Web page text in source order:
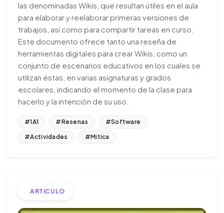
las denominadas Wikis, que resultan útiles en el aula
para elaborar y reelaborar primeras versiones de
trabajos, así como para compartir tareas en curso.
Este documento ofrece tanto una reseña de
herramientas digitales para crear Wikis, como un
conjunto de escenarios educativos en los cuales se
utilizan éstas, en varias asignaturas y grados
escolares, indicando el momento de la clase para
hacerlo y la intención de su uso.
#1A1 #Resenas
#Software
#Actividades
#Mitica
ARTICULO